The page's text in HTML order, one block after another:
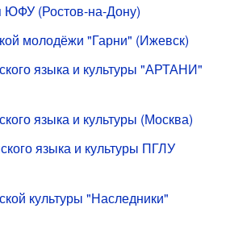
ЮФУ (Ростов-на-Дону)
молодёжи "Гарни" (Ижевск)
языка и культуры "АРТАНИ"
языка и культуры (Москва)
языка и культуры ПГЛУ
культуры "Наследники"